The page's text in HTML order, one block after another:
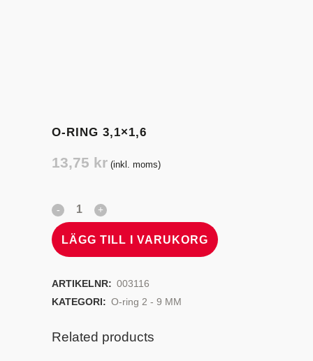
O-RING 3,1×1,6
13,75 kr (inkl. moms)
LÄGG TILL I VARUKORG
ARTIKELNR: 003116
KATEGORI: O-ring 2 - 9 MM
Related products